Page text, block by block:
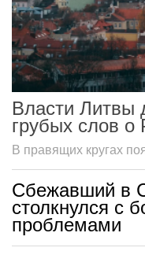
Власти Литвы
грубых слов о
В правящих кругах
Сбежавший в
столкнулся с
проблемами